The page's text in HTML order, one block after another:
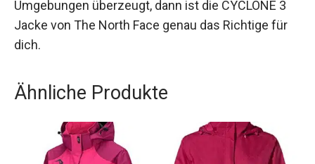
unterschiedlichen Umgebungen überzeugt, dann
ist die CYCLONE 3 Jacke von The North Face
genau das Richtige für dich.
Ähnliche Produkte